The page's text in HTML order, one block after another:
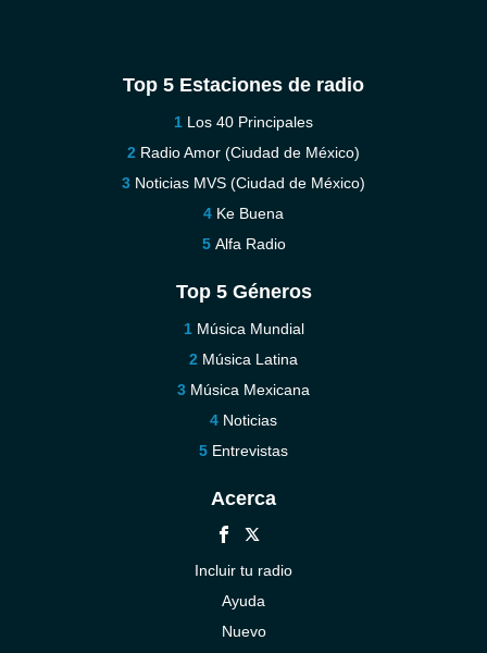
Top 5 Estaciones de radio
Los 40 Principales
Radio Amor (Ciudad de México)
Noticias MVS (Ciudad de México)
Ke Buena
Alfa Radio
Top 5 Géneros
Música Mundial
Música Latina
Música Mexicana
Noticias
Entrevistas
Acerca
Incluir tu radio
Ayuda
Nuevo